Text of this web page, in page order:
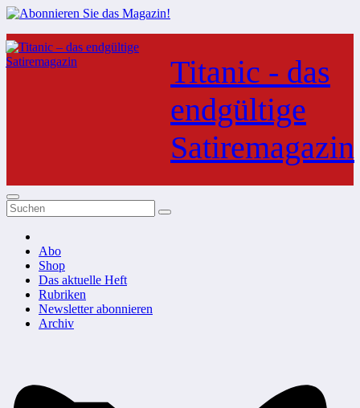
Zum
Inhalt
springen
Titanic - das
endgültige
Satiremagazin
Abo
Shop
Das aktuelle Heft
Rubriken
Newsletter abonnieren
Archiv